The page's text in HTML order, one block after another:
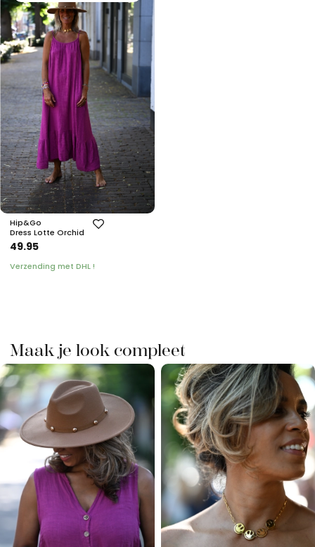
Hip&Go
Dress Lotte Orchid
49.95
Verzending met DHL !
Maak je look compleet